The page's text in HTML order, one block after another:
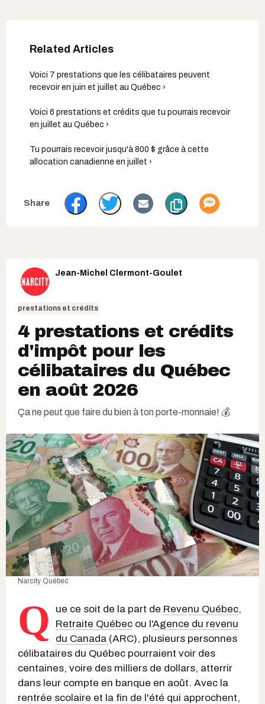
Voici 7 prestations que les célibataires peuvent
recevoir en juin et juillet au Québec ›
Voici 6 prestations et crédits que tu pourrais recevoir
en juillet au Québec ›
Tu pourrais recevoir jusqu'à 800 $ grâce à cette
allocation canadienne en juillet ›
Jean-Michel Clermont-Goulet
prestations et crédits
4 prestations et crédits
d'impôt pour les
célibataires du Québec
en août 2026
Ça ne peut que faire du bien à ton porte-monnaie! 💰
Narcity Québec
Q ue ce soit de la part de Revenu Québec,
Retraite Québec ou l'Agence du revenu
du Canada (ARC), plusieurs personnes
célibataires du Québec pourraient voir des
centaines, voire des milliers de dollars, atterrir
dans leur compte en banque en août. Avec la
rentrée scolaire et la fin de l'été qui approchent,